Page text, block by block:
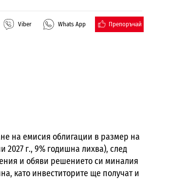
Viber Whats App Препоръчай
на емисия облигации в размер на
г., 9% годишна лихва), след
и обяви решението си миналия
като инвеститорите ще получат и